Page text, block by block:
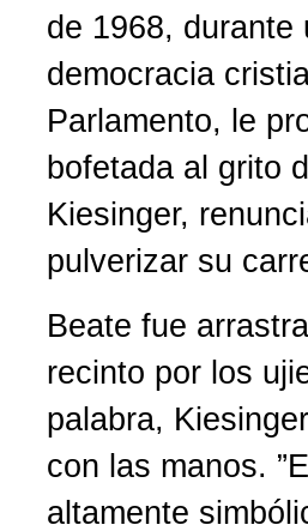
de 1968, durante
democracia
Parlamento, le
bofetada al grito
Kiesinger,
pulverizar su
Beate fue
recinto por los
palabra,
con las manos.
altamente